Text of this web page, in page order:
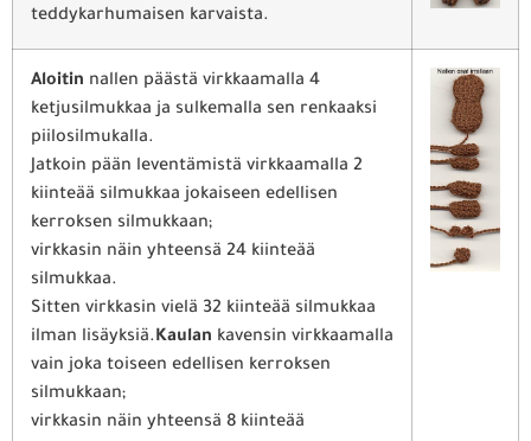
teddykarhumaisen karvaista.
Aloitin nallen päästä virkkaamalla 4
ketjusilmukkaa ja sulkemalla sen renkaaksi
piilosilmukalla.
Jatkoin pään leventämistä virkkaamalla 2
kiinteää silmukkaa jokaiseen edellisen
kerroksen silmukkaan;
virkkasin näin yhteensä 24 kiinteää
silmukkaa.
Sitten virkkasin vielä 32 kiinteää silmukkaa
ilman lisäyksiä.Kaulan kavensin virkkaamalla
vain joka toiseen edellisen kerroksen
silmukkaan;
virkkasin näin yhteensä 8 kiinteää